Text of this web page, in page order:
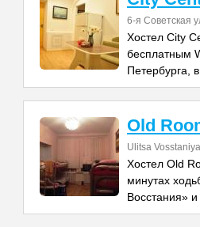
6-я Советская
Хостел City
бесплатным
Петербурга,
Old
Ulitsa
Хостел Old
минутах
Восстания»